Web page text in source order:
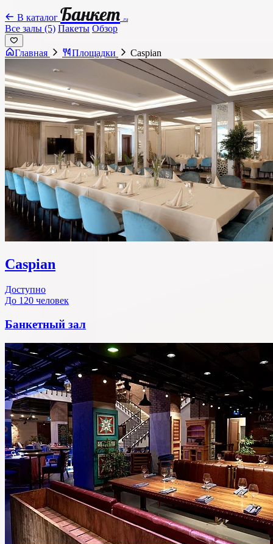
В каталог Банкет .ru
Все залы (5) Пакеты Обзор
Главная Площадки Caspian
Caspian
Доступно
До 120 человек
Банкетный зал